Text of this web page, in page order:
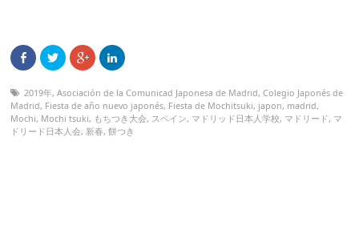
2019年,Asociación de la Comunicad Japonesa de Madrid,Colegio Japonés de
Madrid, Fiesta de año nuevo japonés, Fiesta de Mochitsuki, japon, madrid,
Mochi, Mochi tsuki, もちつき大会, スペイン, マドリッド日本人学校, マドリード, マ
ドリード日本人会, 新春,餅つき